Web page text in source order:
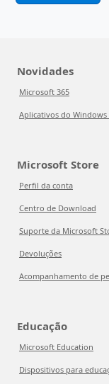
Novidades
Microsoft 365
Aplicativos do Windows
Microsoft Store
Perfil da conta
Centro de Download
Suporte da Microsoft
Devoluções
Acompanhamento de
Educação
Microsoft Education
Dispositivos para